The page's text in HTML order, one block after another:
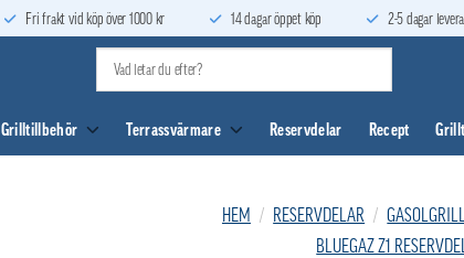
Fri frakt vid köp över 1000 kr 14 dagar öppet köp 2-5 dagar
Grilltillbehör Terrassvärmare Reservdelar Recept
HEM / RESERVDELAR /
BLUEGAZ Z1